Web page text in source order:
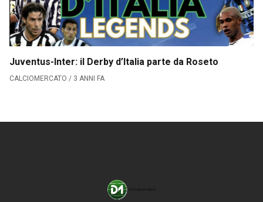
Collabora con noi
La Redazione
Juventus-Inter: il Derby d’Italia parte da Roseto
CALCIOMERCATO / 3 ANNI FA